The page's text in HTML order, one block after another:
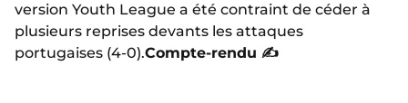
version Youth League a été contraint de céder à
plusieurs reprises devants les attaques
portugaises (4-0).Compte-rendu ✍️